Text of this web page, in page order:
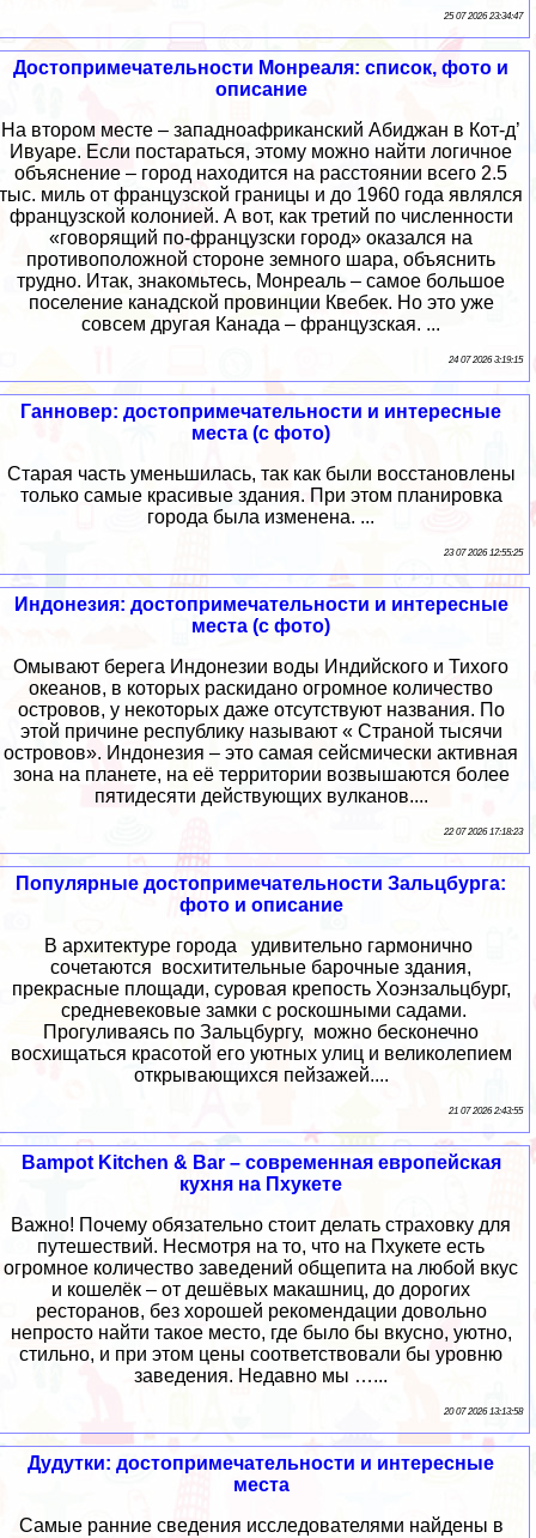
25 07 2026 23:34:47
Достопримечательности Монреаля: список, фото и
описание
На втором месте – западноафриканский Абиджан в Кот-д’
Ивуаре. Если постараться, этому можно найти логичное
объяснение – город находится на расстоянии всего 2.5
тыс. миль от французской границы и до 1960 года являлся
французской колонией. А вот, как третий по численности
«говорящий по-французски город» оказался на
противоположной стороне земного шара, объяснить
трудно. Итак, знакомьтесь, Монреаль – самое большое
поселение канадской провинции Квебек. Но это уже
совсем другая Канада – французская. ...
24 07 2026 3:19:15
Ганновер: достопримечательности и интересные
места (с фото)
Старая часть уменьшилась, так как были восстановлены
только самые красивые здания. При этом планировка
города была изменена. ...
23 07 2026 12:55:25
Индонезия: достопримечательности и интересные
места (с фото)
Омывают берега Индонезии воды Индийского и Тихого
океанов, в которых раскидано огромное количество
островов, у некоторых даже отсутствуют названия. По
этой причине республику называют « Страной тысячи
островов». Индонезия – это самая сейсмически активная
зона на планете, на её территории возвышаются более
пятидесяти действующих вулканов....
22 07 2026 17:18:23
Популярные достопримечательности Зальцбурга:
фото и описание
В архитектуре города удивительно гармонично
сочетаются восхитительные барочные здания,
прекрасные площади, суровая крепость Хоэнзальцбург,
средневековые замки с роскошными садами.
Прогуливаясь по Зальцбургу, можно бесконечно
восхищаться красотой его уютных улиц и великолепием
открывающихся пейзажей....
21 07 2026 2:43:55
Bampot Kitchen & Bar – современная европейская
кухня на Пхукете
Важно! Почему обязательно стоит делать страховку для
путешествий. Несмотря на то, что на Пхукете есть
огромное количество заведений общепита на любой вкус
и кошелёк – от дешёвых макашниц, до дорогих
ресторанов, без хорошей рекомендации довольно
непросто найти такое место, где было бы вкусно, уютно,
стильно, и при этом цены соответствовали бы уровню
заведения. Недавно мы …...
20 07 2026 13:13:58
Дудутки: достопримечательности и интересные
места
Самые ранние сведения исследователями найдены в